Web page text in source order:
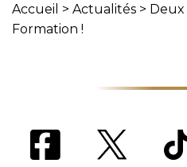
Accueil > Actualités > Deux
Formation !